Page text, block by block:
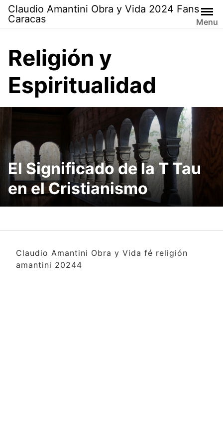
Saltar
contenido
Claudio Amantini Obra y Vida 2024 Fans
Caracas
Menu
Religión y
Espiritualidad
El Significado de la T Tau
en el Cristianismo
Claudio Amantini Obra y Vida fé religión
amantini 20244